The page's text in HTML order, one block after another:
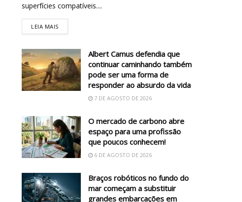
superfícies compatíveis....
LEIA MAIS
Albert Camus defendia que
continuar caminhando também
pode ser uma forma de
responder ao absurdo da vida
7 DE AGOSTO DE 2026
O mercado de carbono abre
espaço para uma profissão
que poucos conhecem!
6 DE AGOSTO DE 2026
Braços robóticos no fundo do
mar começam a substituir
grandes embarcações em